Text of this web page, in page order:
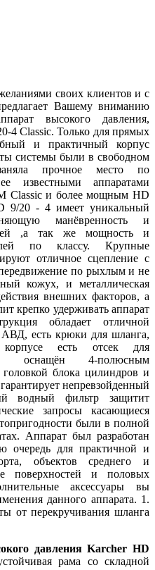
своих клиентов и с
Вашему вниманию
высокого давления,
4 Classic. Только для прямых
и практичный корпус
системы были в свободном
прочное место по
известными аппаратами
Сlassic и более мощным HD
9/20 - 4 имеет уникальный
манёвренность и
,а так же мощность и
по классу. Крупные
отличное сцепление с
по рыхлым и не
кожух, и металлическая
внешних факторов, а
крепко удерживать аппарат
обладает отличной
есть крюки для шланга,
есть отсек для
оснащён 4-полюсным
головкой блока цилиндров и
непревзойденный
водный фильтр защитит
запросы касающиеся
были в полной
Аппарат был разработан
очередь для практичной и
объектов среднего и
поверхностей и половых
аксессуары вы
данного аппарата. 1.
от перекручивания шланга
давления Karcher HD
рама со складной